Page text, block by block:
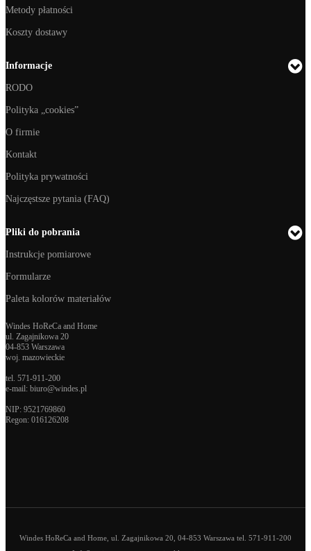
Metody płatności
Koszty dostawy
Informacje
RODO
Polityka „cookies”
O firmie
Kontakt
Polityka prywatności
Najczęstsze pytania (FAQ)
Pliki do pobrania
Instrukcje pomiarowe
Formularze
Paleta kolorów materiałów
Windes HoReCa and Home
ul. Zagajnikowa 20
04-853 Warszawa
woj. mazowieckie
tel. 571-911-200
e-mail: biuro@windes.pl
NIP: 9521769860
Regon: 016126208
Windes HoReCa and Home, ul. Zagajnikowa 20, 04-853 Warszawa tel. 571-911-200